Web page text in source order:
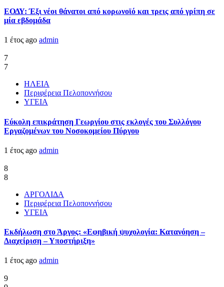
ΕΟΔΥ: Έξι νέοι θάνατοι από κορωνοϊό και τρεις από γρίπη σε
μία εβδομάδα
1 έτος ago admin
7
7
ΗΛΕΙΑ
Περιφέρεια Πελοποννήσου
ΥΓΕΙΑ
Εύκολη επικράτηση Γεωργίου στις εκλογές του Συλλόγου
Εργαζομένων του Νοσοκομείου Πύργου
1 έτος ago admin
8
8
ΑΡΓΟΛΙΔΑ
Περιφέρεια Πελοποννήσου
ΥΓΕΙΑ
Εκδήλωση στο Άργος: «Εφηβική ψυχολογία: Κατανόηση –
Διαχείριση – Υποστήριξη»
1 έτος ago admin
9